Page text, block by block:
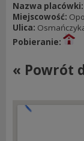
Nazwa placówki:
Miejscowość:
Ulica:
Pobieranie:
« Powrót